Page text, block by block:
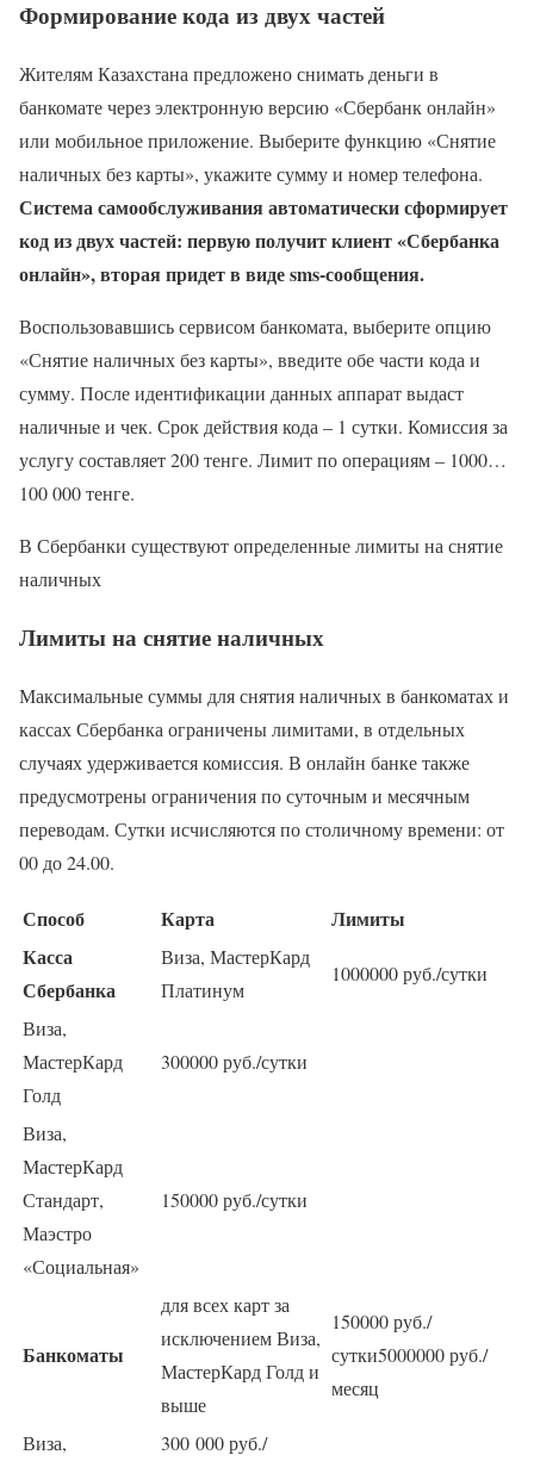
Формирование кода из двух частей
Жителям Казахстана предложено снимать деньги в
банкомате через электронную версию «Сбербанк онлайн»
или мобильное приложение. Выберите функцию «Снятие
наличных без карты», укажите сумму и номер телефона.
Система самообслуживания автоматически сформирует
код из двух частей: первую получит клиент «Сбербанка
онлайн», вторая придет в виде sms-сообщения.
Воспользовавшись сервисом банкомата, выберите опцию
«Снятие наличных без карты», введите обе части кода и
сумму. После идентификации данных аппарат выдаст
наличные и чек. Срок действия кода – 1 сутки. Комиссия за
услугу составляет 200 тенге. Лимит по операциям – 1000…
100 000 тенге.
В Сбербанки существуют определенные лимиты на снятие
наличных
Лимиты на снятие наличных
Максимальные суммы для снятия наличных в банкоматах и
кассах Сбербанка ограничены лимитами, в отдельных
случаях удерживается комиссия. В онлайн банке также
предусмотрены ограничения по суточным и месячным
переводам. Сутки исчисляются по столичному времени: от
00 до 24.00.
Способ Карта
Лимиты
Касса
Сбербанка
Виза, МастерКард
Платинум
1000000 руб./сутки
Виза,
МастерКард
Голд
300000 руб./сутки
Виза,
МастерКард
Стандарт,
Маэстро
«Социальная»
150000 руб./сутки
Банкоматы
для всех карт за
исключением Виза,
МастерКард Голд и
выше
150000 руб./
сутки5000000 руб./
месяц
Виза,
300 000 руб./